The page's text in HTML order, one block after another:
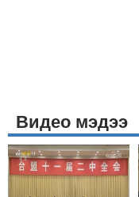
Видео мэдээ